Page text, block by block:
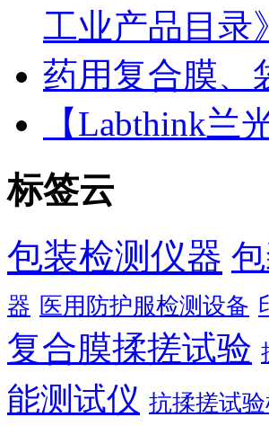
工业产品目录》
药用复合膜、
【Labthink
标签云
包装检测仪器
器 医用防护服检测设备
复合膜揉搓试验
能测试仪 抗揉搓试